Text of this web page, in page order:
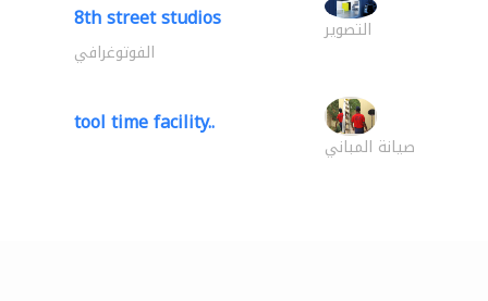
8th street studios التصوير
الفوتوغرافي
tool time facility..
صيانة المباني